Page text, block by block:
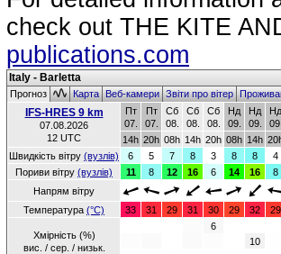
check out THE KITE
publications.com
Italy - Barletta
Прогноз КартаВеб-камериЗвіти про вітер
IFS-HRES 9 km
07.08.2026
12 UTC
Пт
07.
Пт
07.
Сб
08.
Сб
08.
Сб
08.
Нд
09.
Нд
09.
Нд
14h 20h 08h 14h 20h 08h 14h
Швидкість вітру (вузлів) 6 5 7 8 3 8 8
4
Пориви вітру (вузлів) 11 8 12 16 6 14 16
8
Напрям вітру
Температура (°C) 33 31 29 31 30 29 32 29
Хмірність (%)
вис. / сер. / низьк.
6
10